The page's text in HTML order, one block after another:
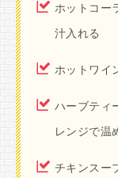
ホットコー
汁入れる
ホットワイ
ハーブティ
レンジで温
チキンスー